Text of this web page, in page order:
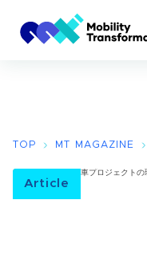
TOP MT MAGAZINE
Article